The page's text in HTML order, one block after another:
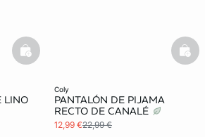
LINO
basketfull
coly
PANTALÓN DE PIJAMA
RECTO DE CANALÉ
12,99 €22,99 €